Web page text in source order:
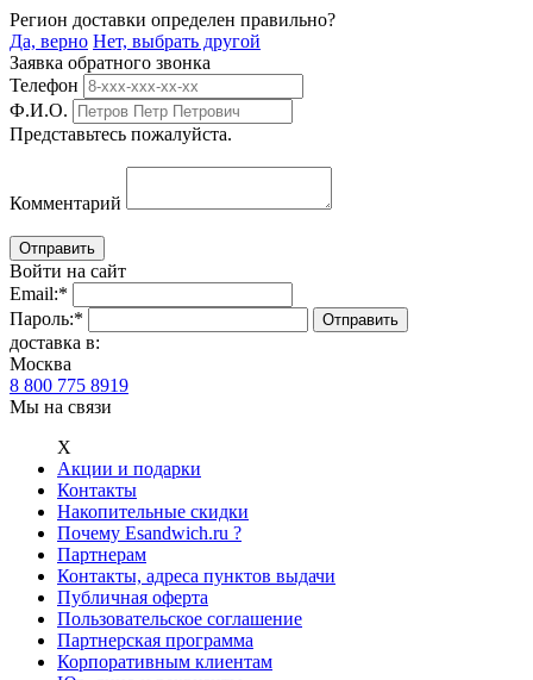
Регион доставки определен правильно?
Да, верно Нет, выбрать другой
Заявка обратного звонка
Телефон
Ф.И.О.
Представьтесь пожалуйста.
Комментарий
Войти на сайт
Email:*
Пароль:*
доставка в:
Москва
8 800 775 8919
Мы на связи
Х
Акции и подарки
Контакты
Накопительные скидки
Почему Esandwich.ru ?
Партнерам
Контакты, адреса пунктов выдачи
Публичная оферта
Пользовательское соглашение
Партнерская программа
Корпоративным клиентам